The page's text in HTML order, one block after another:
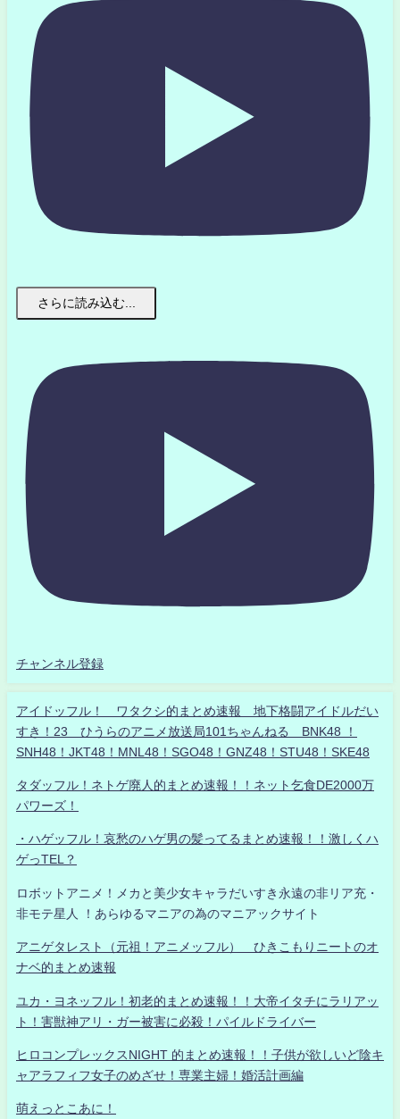
さらに読み込む...
チャンネル登録
アイドッフル！ ワタクシ的まとめ速報 地下格闘アイドルだい
すき！23 ひうらのアニメ放送局101ちゃんねる BNK48 ！
SNH48！JKT48！MNL48！SGO48！GNZ48！STU48！SKE48
タダッフル！ネトゲ廃人的まとめ速報！！ネット乞食DE2000万
パワーズ！
・ハゲッフル！哀愁のハゲ男の髪ってるまとめ速報！！激しくハ
ゲっTEL？
ロボットアニメ！メカと美少女キャラだいすき永遠の非リア充・
非モテ星人 ！あらゆるマニアの為のマニアックサイト
アニゲタレスト（元祖！アニメッフル） ひきこもりニートのオ
ナベ的まとめ速報
ユカ・ヨネッフル！初老的まとめ速報！！大帝イタチにラリアッ
ト！害獣神アリ・ガー被害に必殺！パイルドライバー
ヒロコンプレックスNIGHT 的まとめ速報！！子供が欲しいど陰キ
ャアラフィフ女子のめざせ！専業主婦！婚活計画編
萌えっとこあに！